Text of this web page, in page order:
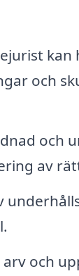
och
och
av
arv och